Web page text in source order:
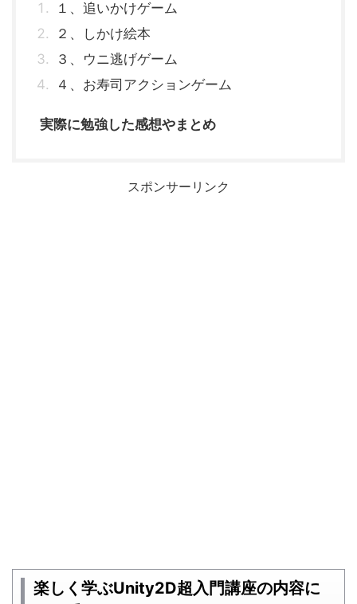
１、追いかけゲーム
２、しかけ絵本
３、ウニ逃げゲーム
４、お寿司アクションゲーム
実際に勉強した感想やまとめ
スポンサーリンク
楽しく学ぶUnity2D超入門講座の内容に